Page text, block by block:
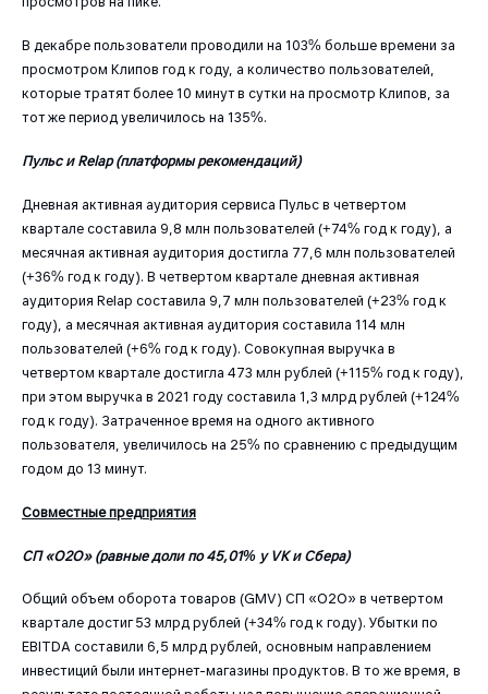
В декабре пользователи проводили на 103% больше времени за
просмотром Клипов год к году, а количество пользователей,
которые тратят более 10 минут в сутки на просмотр Клипов, за
тот же период увеличилось на 135%.
Пульс и Relap (платформы рекомендаций)
Дневная активная аудитория сервиса Пульс в четвертом
квартале составила 9,8 млн пользователей (+74% год к году), а
месячная активная аудитория достигла 77,6 млн пользователей
(+36% год к году). В четвертом квартале дневная активная
аудитория Relap составила 9,7 млн пользователей (+23% год к
году), а месячная активная аудитория составила 114 млн
пользователей (+6% год к году). Совокупная выручка в
четвертом квартале достигла 473 млн рублей (+115% год к году),
при этом выручка в 2021 году составила 1,3 млрд рублей (+124%
год к году). Затраченное время на одного активного
пользователя, увеличилось на 25% по сравнению с предыдущим
годом до 13 минут.
Совместные предприятия
СП «О2О» (равные доли по 45,01% у VK и Сбера)
Общий объем оборота товаров (GMV) СП «О2О» в четвертом
квартале достиг 53 млрд рублей (+34% год к году). Убытки по
EBITDA составили 6,5 млрд рублей, основным направлением
инвестиций были интернет-магазины продуктов. В то же время, в